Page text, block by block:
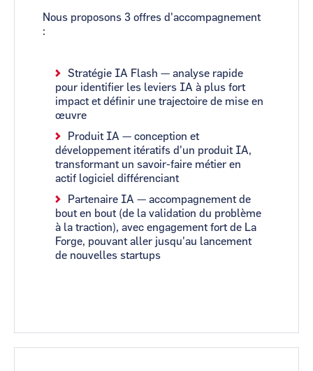
Nous proposons 3 offres d'accompagnement
:
Stratégie IA Flash — analyse rapide
pour identifier les leviers IA à plus fort
impact et définir une trajectoire de mise en
œuvre
Produit IA — conception et
développement itératifs d'un produit IA,
transformant un savoir-faire métier en
actif logiciel différenciant
Partenaire IA — accompagnement de
bout en bout (de la validation du problème
à la traction), avec engagement fort de La
Forge, pouvant aller jusqu'au lancement
de nouvelles startups